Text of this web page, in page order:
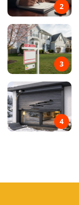
2
3
4